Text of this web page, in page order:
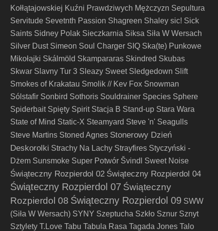
Kołłątajowskiej Kuźni Prawdziwych Mężczyzn Sepultura
Servitude Sevetnth Passion Shagreen Shaley sic! Sick
Saints Sidney Polak Sieczkarnia Siksa Siła W Wersach
Silver Dust Simeon Soul Charger SIQ Ska(te) Punkowe
Mikołajki Skálmöld Skampararas Skindred Skubas
Skwar Slavny Tur 3 Sleazy Sweet Sledgedown Slift
Smokes of Krakatau Smolik // Kev Fox Snowman
Sólstafir Sonbird Sothoris Souldrainer Species Sphere
Spiderbait Spięty Spirit Stacja B Stand-up Stara Wara
State of Mind Static-X Steamyard Steve 'n' Seagulls
Steve Martins Stoned Agnes Stonerowy Dzień
Deskorolki Strachy Na Lachy Strayfires Styczyński -
Dżem Sunsmoke Super Potwór Švindl Sweet Noise
Świąteczny Rozpierdol 02 Świąteczny Rozpierdol 04
Świąteczny Rozpierdol 07 Świąteczny
Rozpierdol 08 Świąteczny Rozpierdol 09 SWW
(Siła W Wersach) SYNY Szeptucha Szkło Sznur Sznyt
Sztylety T.Love Tabu Tabula Rasa Tagada Jones Talo